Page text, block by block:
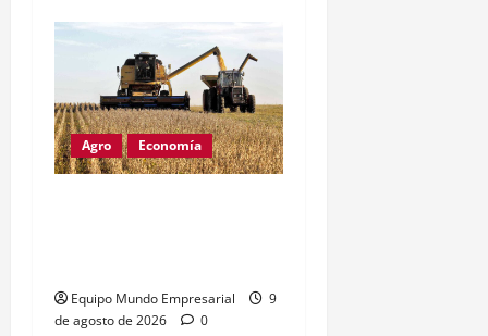
Agro Economía
Equipo Mundo Empresarial
9
de agosto de 2026
0